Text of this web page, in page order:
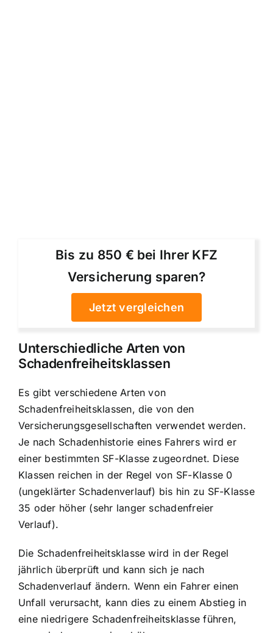
Bis zu 850 € bei Ihrer KFZ
Versicherung sparen?
Jetzt vergleichen
Unterschiedliche Arten von
Schadenfreiheitsklassen
Es gibt verschiedene Arten von
Schadenfreiheitsklassen, die von den
Versicherungsgesellschaften verwendet werden.
Je nach Schadenhistorie eines Fahrers wird er
einer bestimmten SF-Klasse zugeordnet. Diese
Klassen reichen in der Regel von SF-Klasse 0
(ungeklärter Schadenverlauf) bis hin zu SF-Klasse
35 oder höher (sehr langer schadenfreier
Verlauf).
Die Schadenfreiheitsklasse wird in der Regel
jährlich überprüft und kann sich je nach
Schadenverlauf ändern. Wenn ein Fahrer einen
Unfall verursacht, kann dies zu einem Abstieg in
eine niedrigere Schadenfreiheitsklasse führen,